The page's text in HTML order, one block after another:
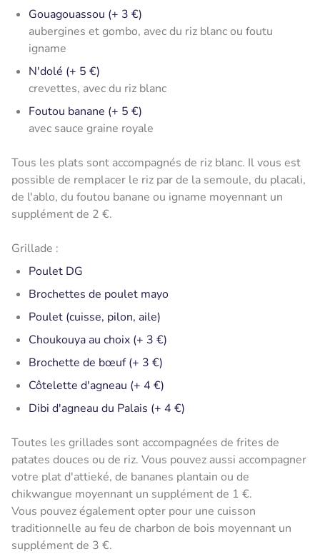
Gouagouassou (+ 3 €)
aubergines et gombo, avec du riz blanc ou foutu
igname
N'dolé (+ 5 €)
crevettes, avec du riz blanc
Foutou banane (+ 5 €)
avec sauce graine royale
Tous les plats sont accompagnés de riz blanc. Il vous est
possible de remplacer le riz par de la semoule, du placali,
de l'ablo, du foutou banane ou igname moyennant un
supplément de 2 €.
Grillade :
Poulet DG
Brochettes de poulet mayo
Poulet (cuisse, pilon, aile)
Choukouya au choix (+ 3 €)
Brochette de bœuf (+ 3 €)
Côtelette d'agneau (+ 4 €)
Dibi d'agneau du Palais (+ 4 €)
Toutes les grillades sont accompagnées de frites de
patates douces ou de riz. Vous pouvez aussi accompagner
votre plat d'attieké, de bananes plantain ou de
chikwangue moyennant un supplément de 1 €.
Vous pouvez également opter pour une cuisson
traditionnelle au feu de charbon de bois moyennant un
supplément de 3 €.